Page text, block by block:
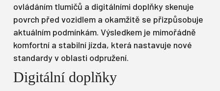
ovládáním tlumičů a digitálními doplňky skenuje
povrch před vozidlem a okamžitě se přizpůsobuje
aktuálním podmínkám. Výsledkem je mimořádně
komfortní a stabilní jízda, která nastavuje nové
standardy v oblasti odpružení.
Digitální doplňky